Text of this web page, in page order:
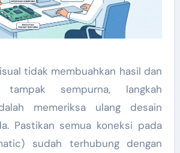
tidak membuahkan hasil dan
sempurna, langkah
memeriksa ulang desain
Pastikan semua koneksi pada
sudah terhubung dengan